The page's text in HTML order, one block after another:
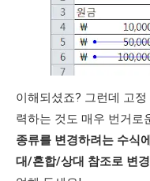
이해되셨죠? 그런데 고
력하는 것도 매우 번거로
종류를 변경하려는 수식
대/혼합/상대 참조로 변경